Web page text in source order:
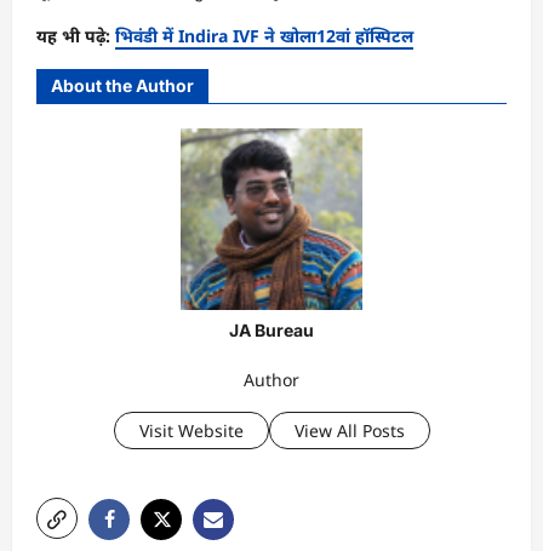
यह भी पढ़े: भिवंडी में Indira IVF ने खोला12वां हॉस्पिटल
About the Author
JA Bureau
Author
Visit Website View All Posts